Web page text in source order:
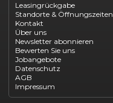
Opel Astra leasen
Opel Mokka kaufen
Opel Grandland finanzieren
Opel Vivaro Gewerbeleasing
Fiat 500 finanzieren
Fiat Panda leasen
Dacia Duster finanzieren
Dacia Sandero kaufen
Dacia Jogger leasen
Jeep Compass leasen
Jeep Renegade finanzieren
Leasingrückgabe
Standorte & Öffnungszeiten
Kontakt
Über uns
Newsletter abonnieren
Bewerten Sie uns
Jobangebote
Datenschutz
AGB
Impressum